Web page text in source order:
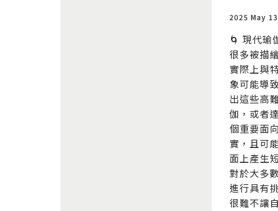
2025 May 13
🌀 現代瑜
很多被描
實際上與
象可能導
出這些高
伽，或者
個重要面
實，且可
面上產生
對於大多
進行具有
很難不讓